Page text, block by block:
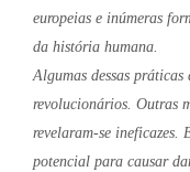
europeias e inúmeras
da história humana.
Algumas dessas
revolucionários. Outras
revelaram-se ineficazes.
potencial para causar